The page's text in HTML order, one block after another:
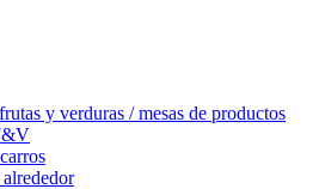
y verduras / mesas de productos